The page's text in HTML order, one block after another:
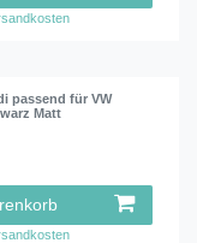
passend für VW
Matt